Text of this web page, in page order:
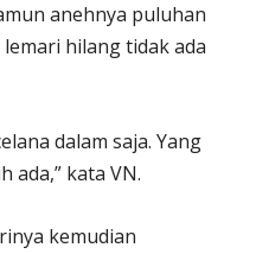
anehnya puluhan
hilang tidak ada
dalam saja. Yang
ada,” kata VN.
kemudian